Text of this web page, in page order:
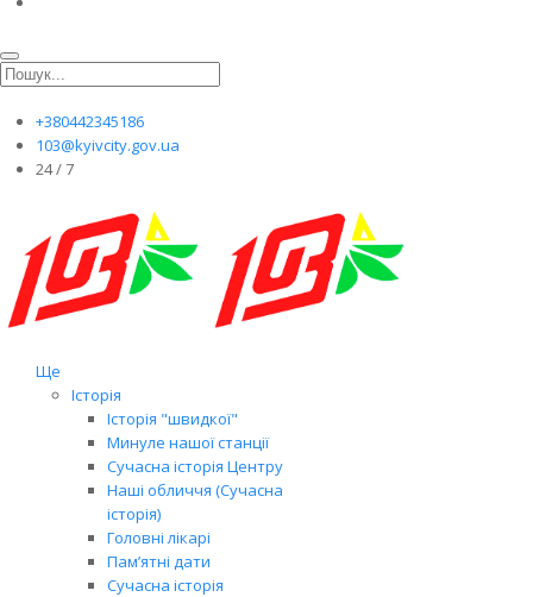
+380442345186
103@kyivcity.gov.ua
24 / 7
Ще
Історія
Історія "швидкої"
Минуле нашої станції
Сучасна історія Центру
Наші обличчя (Сучасна
історія)
Головні лікарі
Пам’ятні дати
Сучасна історія